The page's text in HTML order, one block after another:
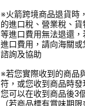
※火箭跨境商品退貨時
的進口稅、營業稅、
等進口費用無法退還
進口費用，請向海關
諮詢及協助
※若您實際收到的商品
符，或您收到商品時發
您可以在收到商品後3
（若商品標有賞味期